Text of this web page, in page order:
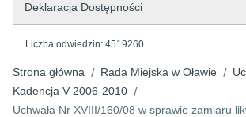
Deklaracja Dostępności
Liczba odwiedzin: 4519260
Strona główna / Rada Miejska w Oławie /
Kadencja V 2006-2010 /
Uchwała Nr XVIII/160/08 w sprawie zamiaru